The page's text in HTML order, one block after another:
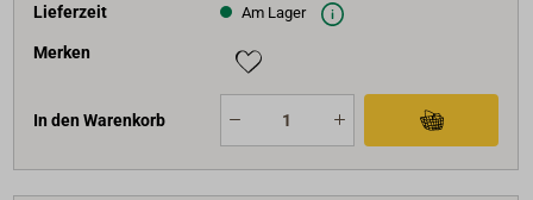
Lieferzeit Am Lager
Merken
In den Warenkorb